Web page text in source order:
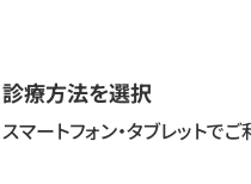
診療方法を選択
スマートフォン・タブレットで